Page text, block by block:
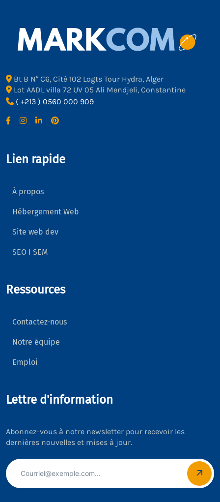
Bt B N° C6, Cité 102 Logts Tour Hydra, Alger
Lot AADL villa 72 UV 05 Ali Mendjeli, Constantine
( +213 ) 0560 000 909
Lien rapide
À propos
Hébergement Web
Site web dev
SEO I SEM
Ressources
Contactez-nous
Notre équipe
Emploi
Lettre d'information
Abonnez-vous à notre newsletter pour recevoir les
dernières nouvelles et mises à jour.